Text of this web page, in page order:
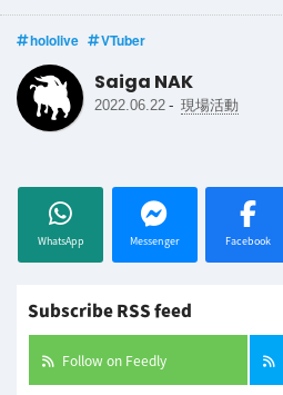
hololive VTuber
Saiga NAK
2022.06.22 - 現場活動
WhatsApp Messenger Facebook
Subscribe RSS feed
Follow on Feedly